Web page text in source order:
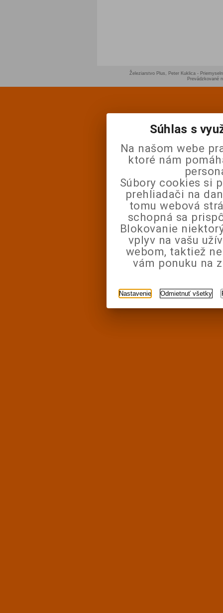
Železiarstvo Plus, Peter Kuklica -
Prevádzkované
Súhlas s
Na našom webe
ktoré nám
Súbory cookies si
prehliadači na
tomu webová
schopná sa
Blokovanie
vplyv na vašu
webom, taktiež
vám ponuku na
Nastavenie Odmietnuť všetky